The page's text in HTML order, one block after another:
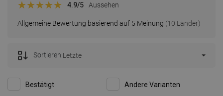
Allgemeine Bewertung basierend auf 5 Meinung (10 Länder)
4.9/5 Aussehen
Bestätigt Andere Varianten
Sortieren:Letzte